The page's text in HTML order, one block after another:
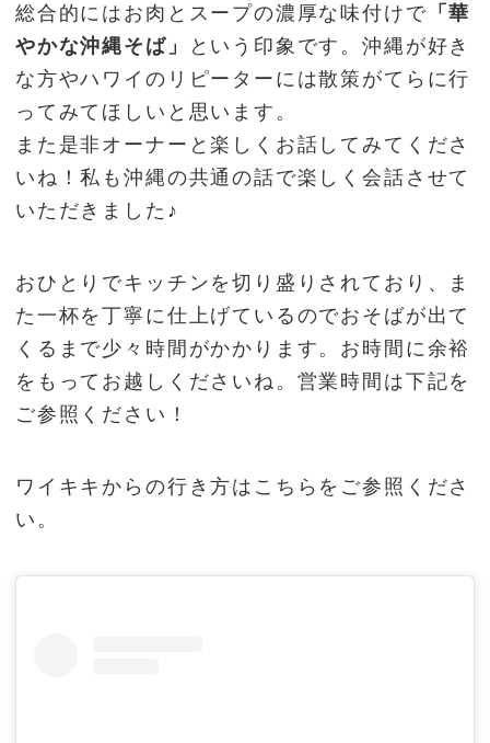
総合的にはお肉とスープの濃厚な味付けで 「華
やかな沖縄そば」
という印象です。沖縄が好き
な方やハワイのリピーターには散策がてらに行
ってみてほしいと思います。
また是非オーナーと楽しくお話してみてくださ
いね！私も沖縄の共通の話で楽しく会話させて
いただきました♪
おひとりでキッチンを切り盛りされており、ま
た一杯を丁寧に仕上げているのでおそばが出て
くるまで少々時間がかかります。お時間に余裕
をもってお越しくださいね。営業時間は下記を
ご参照ください！
ワイキキからの行き方はこちらをご参照くださ
い。